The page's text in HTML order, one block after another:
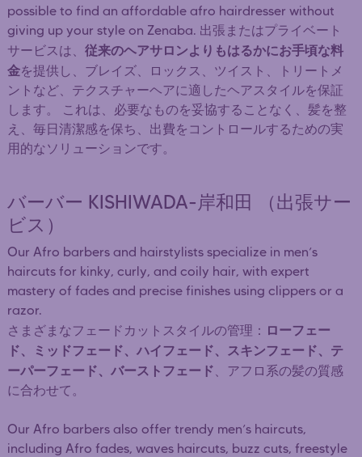
possible to find an affordable afro hairdresser without
giving up your style on Zenaba. 出張またはプライベート
サービスは、 従来のヘアサロンよりもはるかにお手頃な料
金を提供し、ブレイズ、ロックス、ツイスト、トリートメ
ントなど、テクスチャーヘアに適したヘアスタイルを保証
します。 これは、必要なものを妥協することなく、髪を整
え、毎日清潔感を保ち、出費をコントロールするための実
用的なソリューションです。
バーバー KISHIWADA-岸和田 （出張サー
ビス）
Our Afro barbers and hairstylists specialize in men’s
haircuts for kinky, curly, and coily hair, with expert
mastery of fades and precise finishes using clippers or a
razor.
さまざまなフェードカットスタイルの管理： ローフェー
ド、ミッドフェード、ハイフェード、スキンフェード、テ
ーパーフェード、バーストフェード、アフロ系の髪の質感
に合わせて。
Our Afro barbers also offer trendy men’s haircuts,
including Afro fades, waves haircuts, buzz cuts, freestyle